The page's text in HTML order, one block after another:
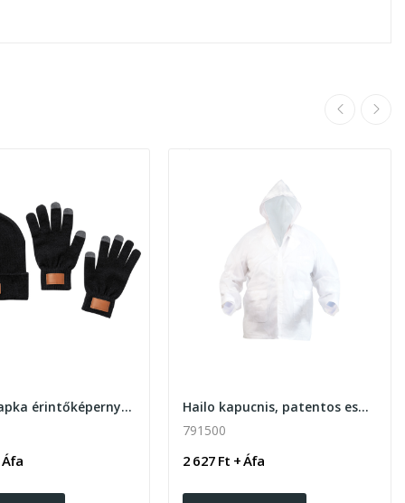
Pashen sapka érintőképernyús kesztyűvel
Áfa
Hailo kapucnis, patentos esőkabát, tokkal
791500
2 627 Ft + Áfa